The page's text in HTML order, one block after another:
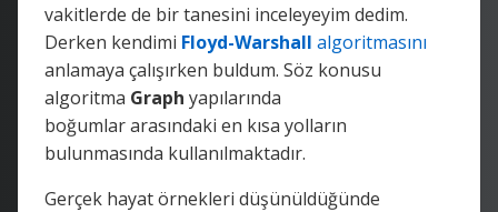
vakitlerde de bir tanesini inceleyeyim dedim.
Derken kendimi Floyd-Warshall algoritmasını
anlamaya çalışırken buldum. Söz konusu
algoritma Graph yapılarında
boğumlar arasındaki en kısa yolların
bulunmasında kullanılmaktadır.
Gerçek hayat örnekleri düşünüldüğünde